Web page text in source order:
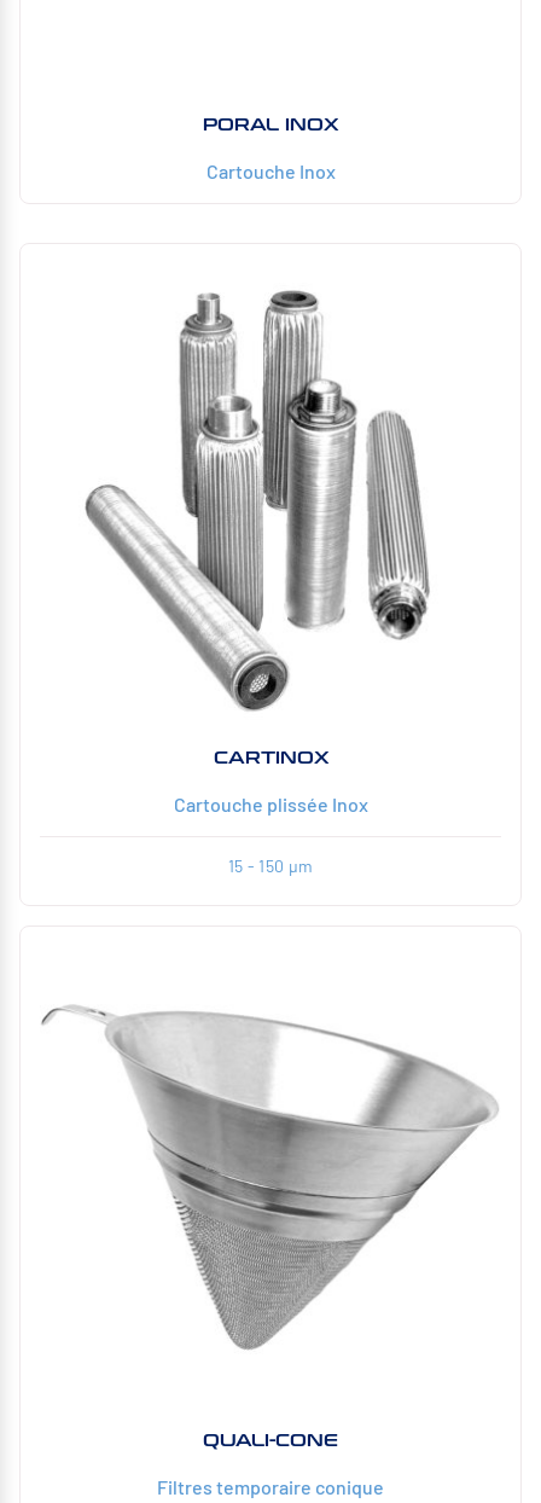
PORAL INOX
Cartouche Inox
CARTINOX
Cartouche plissée Inox
15 - 150 µm
QUALI-CONE
Filtres temporaire conique